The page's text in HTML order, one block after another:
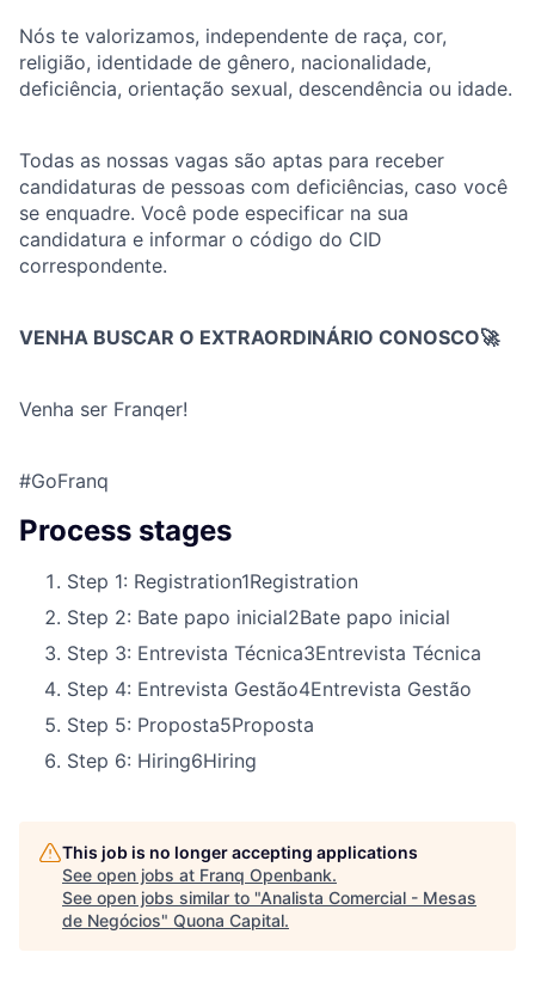
Nós te valorizamos, independente de raça, cor,
religião, identidade de gênero, nacionalidade,
deficiência, orientação sexual, descendência ou idade.
Todas as nossas vagas são aptas para receber
candidaturas de pessoas com deficiências, caso você
se enquadre. Você pode especificar na sua
candidatura e informar o código do CID
correspondente.
VENHA BUSCAR O EXTRAORDINÁRIO CONOSCO🚀
Venha ser Franqer!
#GoFranq
Process stages
Step 1: Registration1Registration
Step 2: Bate papo inicial2Bate papo inicial
Step 3: Entrevista Técnica3Entrevista Técnica
Step 4: Entrevista Gestão4Entrevista Gestão
Step 5: Proposta5Proposta
Step 6: Hiring6Hiring
This job is no longer accepting applications
See open jobs at Franq Openbank.
See open jobs similar to "Analista Comercial - Mesas
de Negócios" Quona Capital.